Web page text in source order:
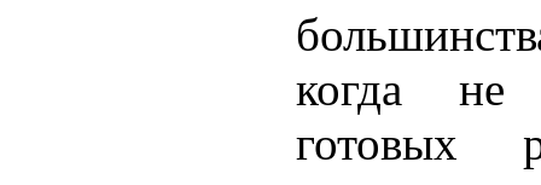
когда не
готовых